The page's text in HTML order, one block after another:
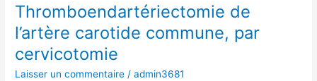
Thromboendartériectomie de
l’artère carotide commune, par
cervicotomie
Laisser un commentaire /admin3681
Thromboendartériectomie
de
l’artère
carotide
commune,